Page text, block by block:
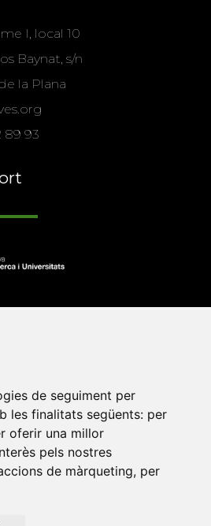
de seguiment per
les finalitats següents: per
oferir una millor
pels nostres
de màrqueting, per
I, local 10
Baynat, s/n
la Plana
89 93
•
de Lleida •Universitat Miguel
Politècnica de València